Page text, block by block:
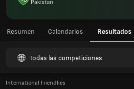
Pakistan
Resumen Calendarios Resultados
Todas las competiciones
International Friendlies